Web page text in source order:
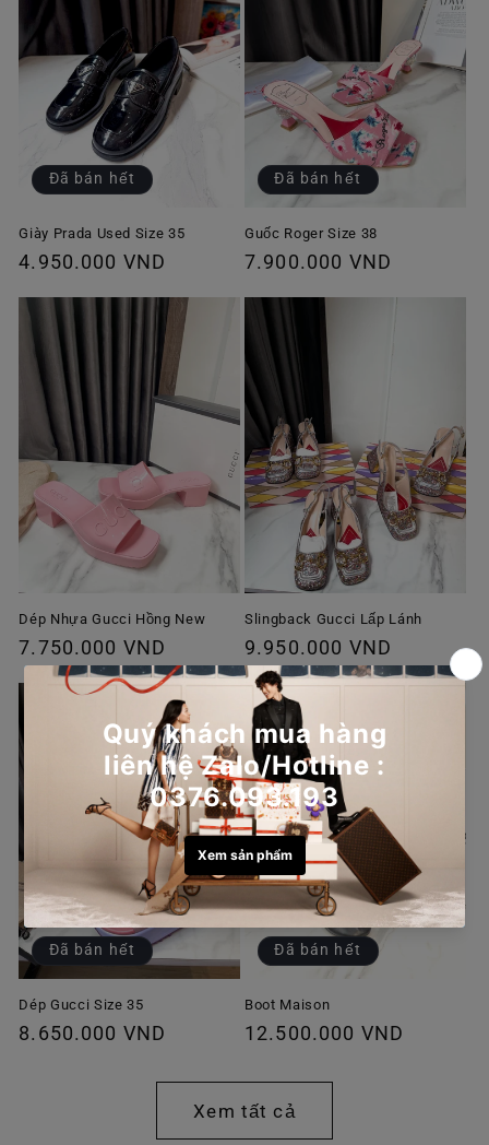
Đã bán hết
Giày Prada Used Size 35
Giá
thường
4.950.000 VND
Đã bán hết
Guốc Roger Size 38
Giá
thường
7.900.000 VND
Dép Nhựa Gucci Hồng New
Giá
thông
7.750.000 VND
Slingback Gucci Lấp Lánh
Giá
thông
thường
9.950.000 VND
Đã bán hết
Dép Gucci Size 35
Giá
8.650.000 VND
Đã bán hết
Boot Maison
Giá
thường
12.500.000 VND
Xem tất cả